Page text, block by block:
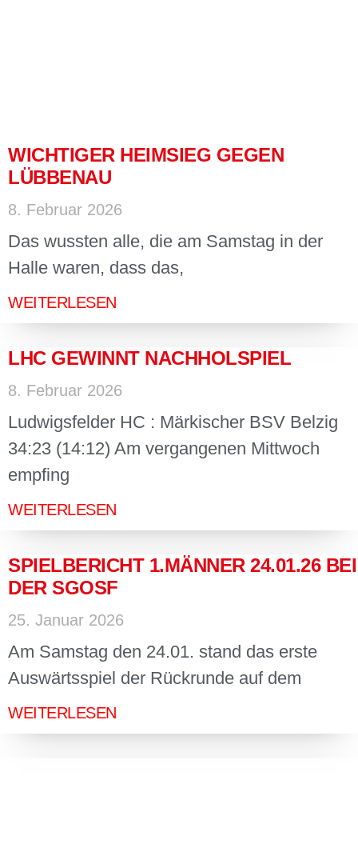
WICHTIGER HEIMSIEG GEGEN
LÜBBENAU
8. Februar 2026
Das wussten alle, die am Samstag in der
Halle waren, dass das,
WEITERLESEN
LHC GEWINNT NACHHOLSPIEL
8. Februar 2026
Ludwigsfelder HC : Märkischer BSV Belzig
34:23 (14:12) Am vergangenen Mittwoch
empfing
WEITERLESEN
SPIELBERICHT 1.MÄNNER 24.01.26 BEI
DER SGOSF
25. Januar 2026
Am Samstag den 24.01. stand das erste
Auswärtsspiel der Rückrunde auf dem
WEITERLESEN